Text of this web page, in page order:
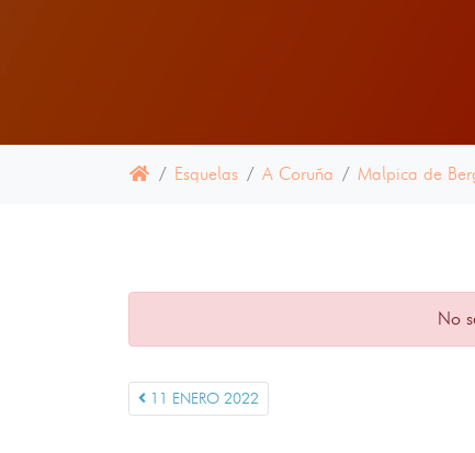
Esquelas A Coruña Malpica de
No
11 ENERO 2022